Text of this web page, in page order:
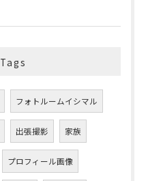
Tags
フォトルームイシマル
出張撮影 家族
プロフィール画像